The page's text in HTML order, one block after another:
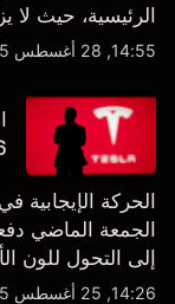
الرئيسية، حيث لا
الشراء المفرط.
14:55, 28 أغسطس 2025
الحركة
الجمعة الماضي
إلى التحول للون
النظرة الفنية
14:26, 25 أغسطس 2025